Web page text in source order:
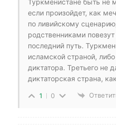
если произойдет, как
по ливийскому
родственниками
последний путь.
исламской страной,
диктатора. Третьего не
диктаторская страна,
1 0